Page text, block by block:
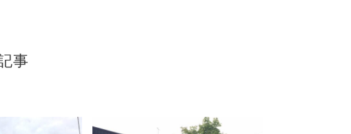
事